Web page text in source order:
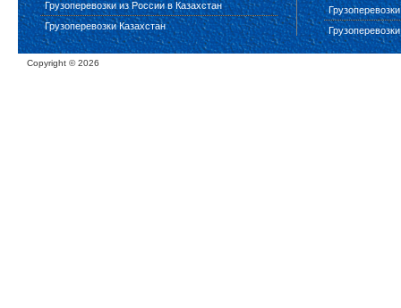
Грузоперевозки из России в Казахстан
Грузоперевозки Казахстан
Copyright ©2026